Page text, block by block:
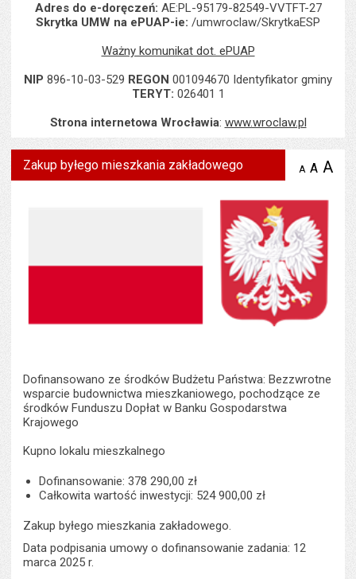
Adres do e-doręczeń: AE:PL-95179-82549-VVTFT-27
Skrytka UMW na ePUAP-ie: /umwroclaw/SkrytkaESP
Ważny komunikat dot. ePUAP
NIP 896-10-03-529 REGON 001094670 Identyfikator gminy
TERYT: 026401 1
Strona internetowa Wrocławia: www.wroclaw.pl
Zakup byłego mieszkania zakładowego A zmniejsz
A A
Dofinansowano ze środków Budżetu Państwa: Bezzwrotne
wsparcie budownictwa mieszkaniowego, pochodzące ze
środków Funduszu Dopłat w Banku Gospodarstwa
Krajowego
Kupno lokalu mieszkalnego
Dofinansowanie: 378 290,00 zł
Całkowita wartość inwestycji: 524 900,00 zł
Zakup byłego mieszkania zakładowego.
Data podpisania umowy o dofinansowanie zadania: 12
marca 2025 r.